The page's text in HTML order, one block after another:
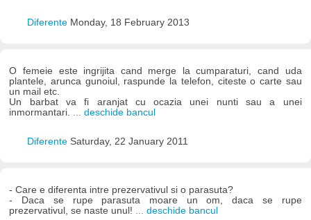
Diferente Monday, 18 February 2013
O femeie este ingrijita cand merge la cumparaturi, cand uda
plantele, arunca gunoiul, raspunde la telefon, citeste o carte sau
un mail etc.
Un barbat va fi aranjat cu ocazia unei nunti sau a unei
inmormantari.
... deschide bancul
Diferente Saturday, 22 January 2011
- Care e diferenta intre prezervativul si o parasuta?
- Daca se rupe parasuta moare un om, daca se rupe
prezervativul, se naste unul!
... deschide bancul